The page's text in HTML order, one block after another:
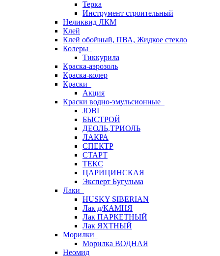
Терка
Инструмент строительный
Неликвид ЛКМ
Клей
Клей обойный, ПВА, Жидкое стекло
Колеры
Тиккурила
Краска-аэрозоль
Краска-колер
Краски
Акция
Краски водно-эмульсионные
JOBI
БЫСТРОЙ
ДЕОЛЬ,ТРИОЛЬ
ЛАКРА
СПЕКТР
СТАРТ
ТЕКС
ЦАРИЦИНСКАЯ
Эксперт Бугульма
Лаки
HUSKY SIBERIAN
Лак д/КАМНЯ
Лак ПАРКЕТНЫЙ
Лак ЯХТНЫЙ
Морилки
Морилка ВОДНАЯ
Неомид